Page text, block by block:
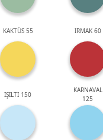
KAKTÜS 55 IRMAK 60
IŞILTI 150
KARNAVAL
125